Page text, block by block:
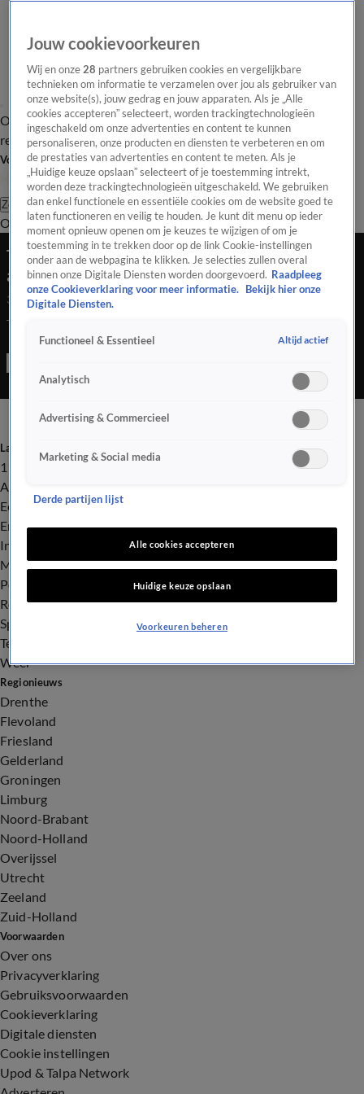
Overzicht Laatste nieuws Regionieuws Het beste van Hart
Tip de
redactie
Volg Hart van Nederland
Zoeken
OverzichtRegioUitzendingenWeerTip de redactiePanelVideo's
Twee appartementen onbewoonbaar na
autobrand in Assen
3 dec 2023, 12:51
Twee appartementen onbewoonbaar na autobrand in Assen
Laatste nieuws
112
Advies & Tips
Economie
Entertainment
Infrastructuur
Milieu en Gezondheid
Politiek
Royalty
Sport
Tech
Weer
Regionieuws
Drenthe
Flevoland
Friesland
Gelderland
Groningen
Limburg
Noord-Brabant
Noord-Holland
Overijssel
Utrecht
Zeeland
Zuid-Holland
Voorwaarden
Over ons
Privacyverklaring
Gebruiksvoorwaarden
Cookieverklaring
Digitale diensten
Cookie instellingen
Upod & Talpa Network
Jouw cookievoorkeuren
Wij en onze28 partners gebruiken cookies en vergelijkbare
technieken om informatie te verzamelen over jou als gebruiker van
onze website(s), jouw gedrag en jouw apparaten. Als je „Alle
cookies accepteren” selecteert, worden trackingtechnologieën
ingeschakeld om onze advertenties en content te kunnen
personaliseren, onze producten en diensten te verbeteren en om
de prestaties van advertenties en content te meten. Als je
„Huidige keuze opslaan” selecteert of je toestemming intrekt,
worden deze trackingtechnologieën uitgeschakeld. We gebruiken
dan enkel functionele en essentiële cookies om de website goed te
laten functioneren en veilig te houden. Je kunt dit menu op ieder
moment opnieuw openen om je keuzes te wijzigen of om je
toestemming in te trekken door op de link Cookie-instellingen
onder aan de webpagina te klikken. Je selecties zullen overal
binnen onze Digitale Diensten worden doorgevoerd. Raadpleeg
onze Cookieverklaring voor meer informatie.
Bekijk hier onze
Digitale Diensten.
Functioneel & Essentieel Altijd actief
Analytisch
Advertising & Commercieel
Marketing & Social media
Derde partijen lijst
Alle cookies accepteren
Huidige keuze opslaan
Voorkeuren beheren